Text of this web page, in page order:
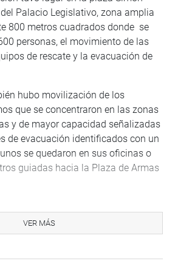
Palacio Legislativo, zona amplia
800 metros cuadrados donde se
personas, el movimiento de las
de rescate y la evacuación de
hubo movilización de los
que se concentraron en las zonas
y de mayor capacidad señalizadas
de evacuación identificados con un
se quedaron en sus oficinas o
guiadas hacia la Plaza de Armas
otras partes del país. La experiencia
25 minutos en que nuevamente
VER MÁS